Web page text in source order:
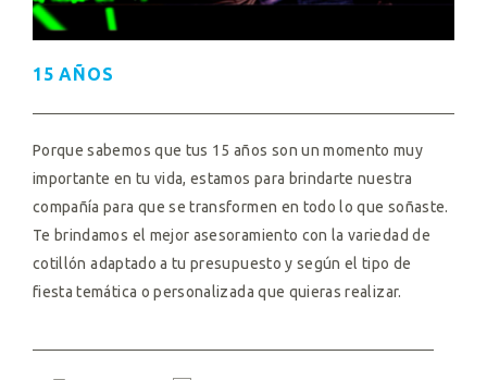
15 AÑOS
Porque sabemos que tus 15 años son un momento muy
importante en tu vida, estamos para brindarte nuestra
compañía para que se transformen en todo lo que soñaste.
Te brindamos el mejor asesoramiento con la variedad de
cotillón adaptado a tu presupuesto y según el tipo de
fiesta temática o personalizada que quieras realizar.